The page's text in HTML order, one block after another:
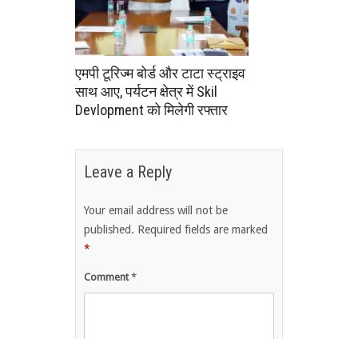
एमपी टूरिज्म बोर्ड और टाटा स्ट्राइव
साथ आए, पर्यटन क्षेत्र में Skil
Devlopment को मिलेगी रफ्तार
Leave a Reply
Your email address will not be
published. Required fields are marked
*
Comment*